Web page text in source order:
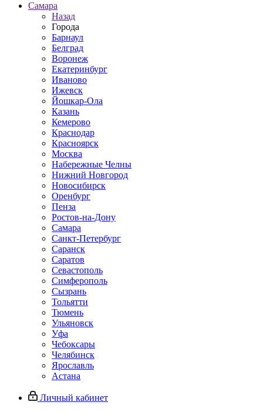
Самара
Назад
Города
Барнаул
Белград
Воронеж
Екатеринбург
Иваново
Ижевск
Йошкар-Ола
Казань
Кемерово
Краснодар
Красноярск
Москва
Набережные Челны
Нижний Новгород
Новосибирск
Оренбург
Пенза
Ростов-на-Дону
Самара
Санкт-Петербург
Саранск
Саратов
Севастополь
Симферополь
Сызрань
Тольятти
Тюмень
Ульяновск
Уфа
Чебоксары
Челябинск
Ярославль
Астана
Личный кабинет